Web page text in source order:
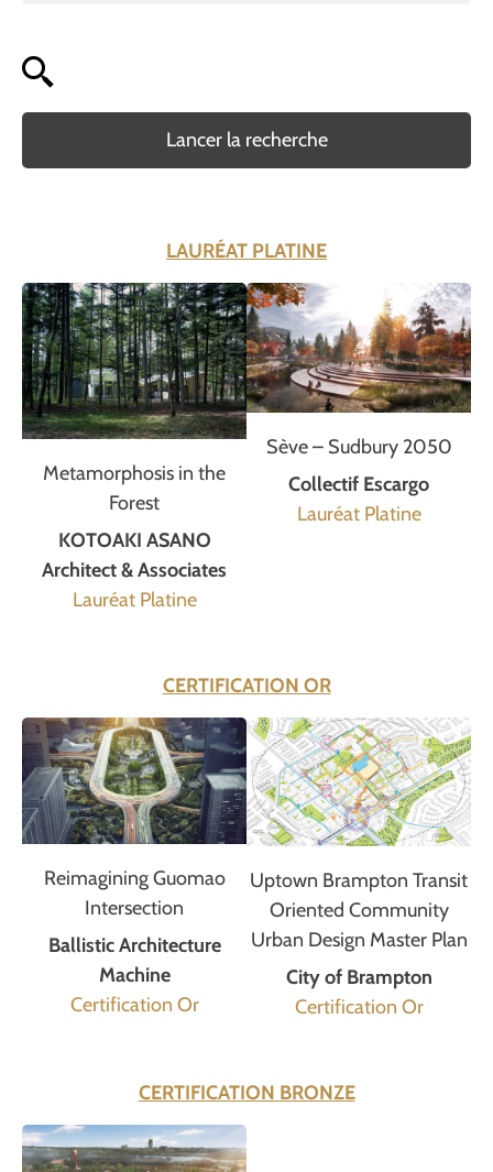
Lancer la recherche
LAURÉAT PLATINE
Metamorphosis in the
Forest
KOTOAKI ASANO
Architect & Associates
Lauréat Platine
Sève – Sudbury 2050
Collectif Escargo
Lauréat Platine
CERTIFICATION OR
Reimagining Guomao
Intersection
Ballistic Architecture
Machine
Certification Or
Uptown Brampton Transit
Oriented Community
Urban Design Master Plan
City of Brampton
Certification Or
CERTIFICATION BRONZE